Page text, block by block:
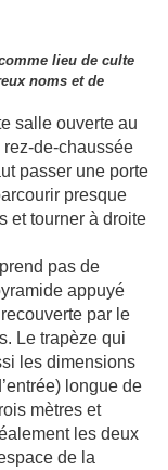
lieu de culte
noms et de
salle ouverte au
rez-de-chaussée
passer une porte
presque
et tourner à droite
pas de
appuyé
par le
Le trapèze qui
les dimensions
longue de
mètres et
les deux
de la